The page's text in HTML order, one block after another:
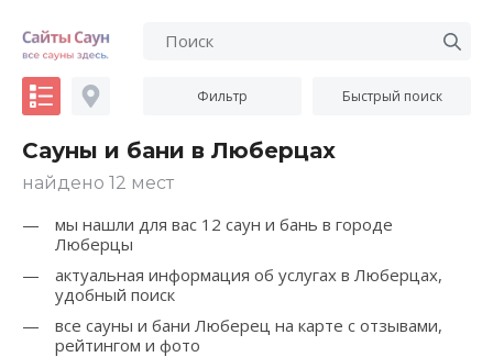
Фильтр Быстрый поиск
Сауны и бани в Люберцах
найдено 12 мест
мы нашли для вас 12 саун и бань в городе
Люберцы
актуальная информация об услугах в Люберцах,
удобный поиск
все сауны и бани Люберец на карте с отзывами,
рейтингом и фото